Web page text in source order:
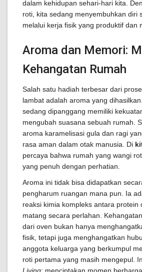
dalam kehidupan sehari-hari kita.
roti, kita sedang menyembuhkan diri
melalui kerja fisik yang produktif dan
Aroma dan Memori:
Kehangatan Rumah
Salah satu hadiah terbesar dari
lambat adalah aroma yang
sedang dipanggang memiliki
mengubah suasana sebuah rumah.
aroma karamelisasi gula dan ragi
rasa aman dalam otak manusia. Di
percaya bahwa rumah yang wangi
yang penuh dengan perhatian.
Aroma ini tidak bisa didapatkan
pengharum ruangan mana pun. Ia
reaksi kimia kompleks antara protein
matang secara perlahan.
dari oven bukan hanya
fisik, tetapi juga menghangatkan
anggota keluarga yang berkumpul
roti pertama yang masih mengepul.